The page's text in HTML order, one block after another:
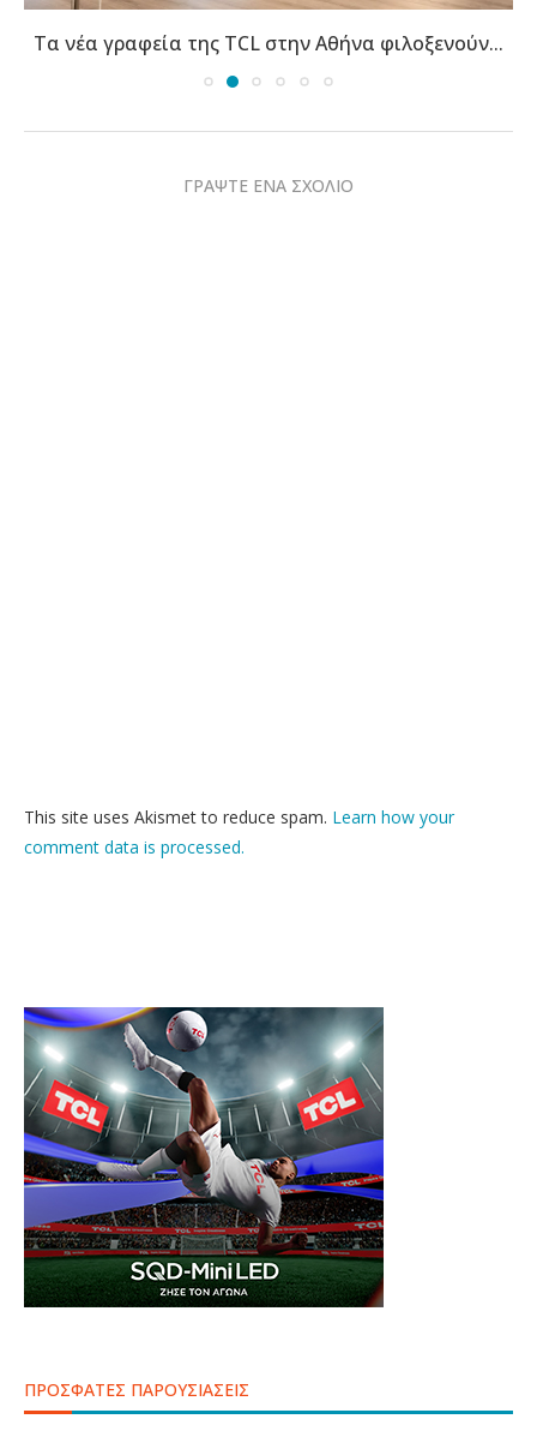
Τα νέα γραφεία της TCL στην Αθήνα φιλοξενούν...
ΓΡΑΨΤΕ ΕΝΑ ΣΧΟΛΙΟ
This site uses Akismet to reduce spam. Learn how your
comment data is processed.
ΠΡΟΣΦΑΤΕΣ ΠΑΡΟΥΣΙΑΣΕΙΣ